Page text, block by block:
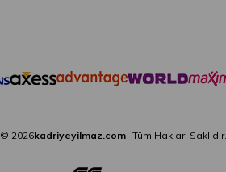
© 2026kadriyeyilmaz.com- Tüm Hakları Saklıdır.